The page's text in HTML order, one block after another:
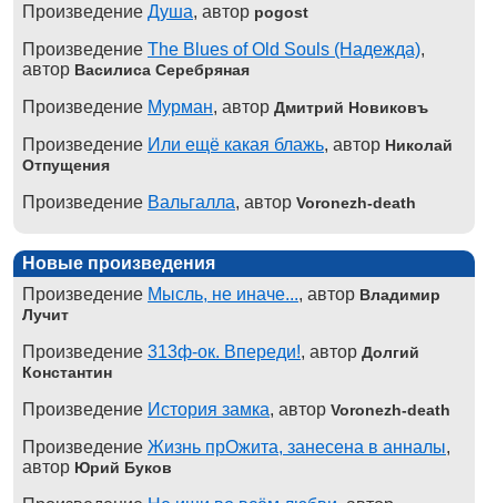
Произведение Душа, автор pogost
Произведение The Blues of Old Souls (Надежда),
автор Василиса Серебряная
Произведение Мурман, автор Дмитрий Новиковъ
Произведение Или ещё какая блажь, автор Николай
Отпущения
Произведение Вальгалла, автор Voronezh-death
Новые произведения
Произведение Мысль, не иначе..., автор Владимир
Лучит
Произведение 313ф-ок. Впереди!, автор Долгий
Константин
Произведение История замка, автор Voronezh-death
Произведение Жизнь прОжита, занесена в анналы,
автор Юрий Буков